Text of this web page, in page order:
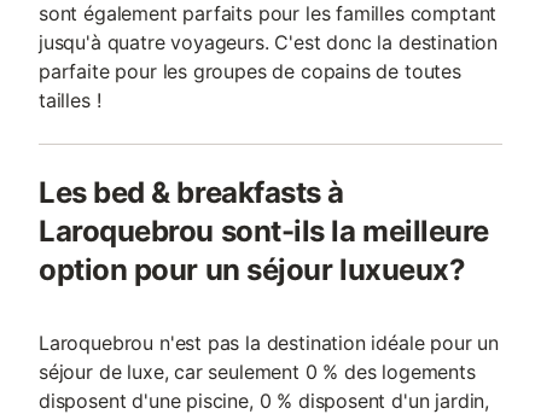
sont également parfaits pour les familles comptant
jusqu'à quatre voyageurs. C'est donc la destination
parfaite pour les groupes de copains de toutes
tailles !
Les bed & breakfasts à
Laroquebrou sont-ils la meilleure
option pour un séjour luxueux?
Laroquebrou n'est pas la destination idéale pour un
séjour de luxe, car seulement 0 % des logements
disposent d'une piscine, 0 % disposent d'un jardin,